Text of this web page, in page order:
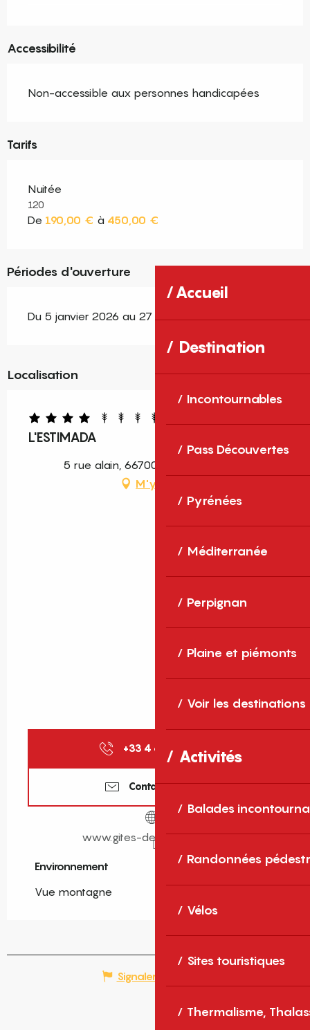
Accueil
Destination
Incontournables
Pass Découvertes
Pyrénées
Méditerranée
Perpignan
Plaine et piémonts
Voir les destinations
Activités
Balades
Randonnées
Vélos
Sites touristiques
Thermalisme,
Accessibilité
Non-accessible aux personnes handicapées
Tarifs
Nuitée
120
De 190,00 € à 450,00 €
Périodes d'ouverture
Du 5 janvier 2026 au 27 décembre 2026
Localisation
L'ESTIMADA
5 rue alain, 66700 Argelès-sur-Mer
M'y rendre
+33 4 68 11 40 ▒▒
Contactez-nous
www.gites-de-france-sud.fr
Environnement
Environnement
Vue montagne
Signaler une erreur